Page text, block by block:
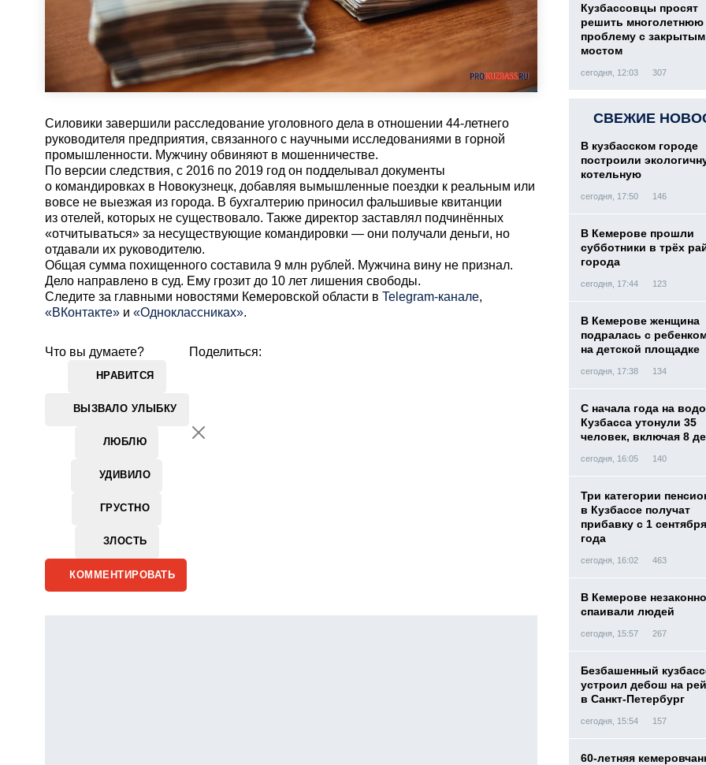
Силовики завершили расследование уголовного дела в отношении 44-летнего
руководителя предприятия, связанного с научными исследованиями в горной
промышленности. Мужчину обвиняют в мошенничестве.
По версии следствия, с 2016 по 2019 год он подделывал документы
о командировках в Новокузнецк, добавляя вымышленные поездки к реальным или
вовсе не выезжая из города. В бухгалтерию приносил фальшивые квитанции
из отелей, которых не существовало. Также директор заставлял подчинённых
«отчитываться» за несуществующие командировки — они получали деньги, но
отдавали их руководителю.
Общая сумма похищенного составила 9 млн рублей. Мужчина вину не признал.
Дело направлено в суд. Ему грозит до 10 лет лишения свободы.
Cледите за главными новостями Кемеровской области в Telegram-канале,
«ВКонтакте» и «Одноклассниках».
Что вы думаете?
НРАВИТСЯ
ВЫЗВАЛО УЛЫБКУ
ЛЮБЛЮ
УДИВИЛО
ГРУСТНО
ЗЛОСТЬ
Поделиться:
КОММЕНТИРОВАТЬ
Кузбассовцы просят
решить многолетнюю
проблему с закрытым
мостом
сегодня, 12:03 307
СВЕЖИЕ
В кузбасском городе
построили
котельную
сегодня, 17:50 146
В Кемерове прошли
субботники в трёх
города
сегодня, 17:44 123
В Кемерове женщина
подралась с
на детской площадке
сегодня, 17:38 134
С начала года на
Кузбасса утонули 35
человек, включая 8
сегодня, 16:05 140
Три категории
в Кузбассе получат
прибавку с 1
года
сегодня, 16:02 463
В Кемерове незаконно
спаивали людей
сегодня, 15:57 267
Безбашенный
устроил дебош на
в Санкт-Петербург
сегодня, 15:54 157
60-летняя